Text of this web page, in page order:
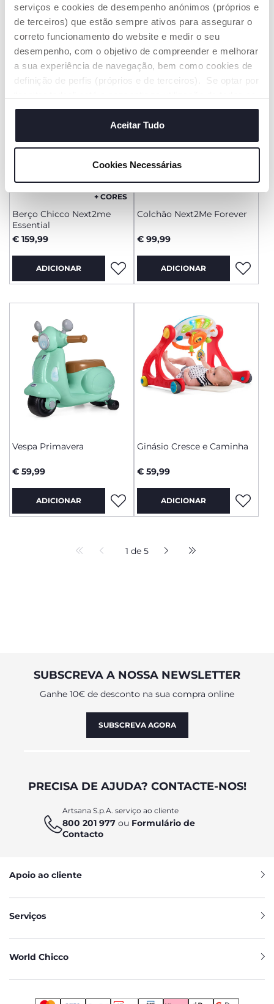
serviços e cookies de desempenho anónimos (próprios e
de terceiros) que estão sempre ativos para assegurar o
correto funcionamento do website e medir o seu
desempenho, com o objetivo de compreender e melhorar
a sua experiência de navegação, bem como cookies de
definição de perfis (próprios e de terceiros). Se optar por
cookies. Se quiser saber mais, alterar ou revogar o
consentimento de todos ou de alguns cookies, clique em
"mostrar detalhes". Ao fechar este aviso, está a
são necessários e essenciais para garantir o
funcionamento desta página.
Aceitar Tudo
Cookies Necessárias
€ 209,99
ADICIONAR
€ 159,99
ADICIONAR
+ CORES
Berço Chicco Next2me
Essential
€ 159,99
ADICIONAR
Colchão Next2Me Forever
€ 99,99
ADICIONAR
Vespa Primavera
€ 59,99
ADICIONAR
Ginásio Cresce e Caminha
€ 59,99
ADICIONAR
1 de 5
SUBSCREVA A NOSSA NEWSLETTER
Ganhe 10€ de desconto na sua compra online
SUBSCREVA AGORA
PRECISA DE AJUDA? CONTACTE-NOS!
Artsana S.p.A. serviço ao cliente
800 201 977 ou Formulário de
Contacto
Apoio ao cliente
Serviços
World Chicco